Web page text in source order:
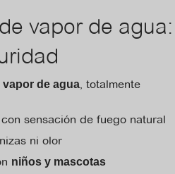
vapor de agua:
vapor de agua, totalmente
sensación de fuego natural
ni olor
niños y mascotas